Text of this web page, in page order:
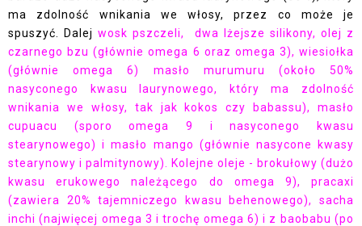
ma zdolność wnikania we włosy, przez co może je
spuszyć. Dalejwosk pszczeli, dwa lżejsze silikony, olej z
czarnego bzu(głównie omega 6 oraz omega 3), wiesiołka
(głównie omega 6) masło murumuru (około 50%
nasyconego kwasu laurynowego, który ma zdolność
wnikania we włosy, tak jak kokos czy babassu),
masło
cupuacu (sporo omega 9 i nasyconego kwasu
stearynowego) i masło mango (głównie nasycone kwasy
stearynowy i palmitynowy).
Kolejne oleje - brokułowy (dużo
kwasu erukowego należącego do omega 9),
pracaxi
(zawiera 20% tajemniczego kwasu behenowego), sacha
inchi (najwięcej omega 3 i trochę omega 6)i z baobabu(po